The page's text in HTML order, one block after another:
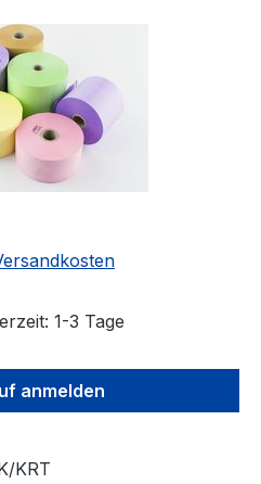
1-3 Tage
anmelden
KRT